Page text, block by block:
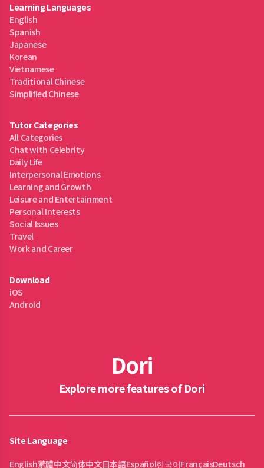
Learning Languages
English
Spanish
Japanese
Korean
Vietnamese
Traditional Chinese
Simplified Chinese
Tutor Categories
All Categories
Chat with Celebrity
Daily Life
Interpersonal Emotions
Learning and Growth
Leisure and Entertainment
Personal Interests
Social Issues
Travel
Work and Career
Download
iOS
Android
Dori
Explore more features of Dori
Site Language
English繁體中文简体中文日本語Español한국어FrançaisDeutsch